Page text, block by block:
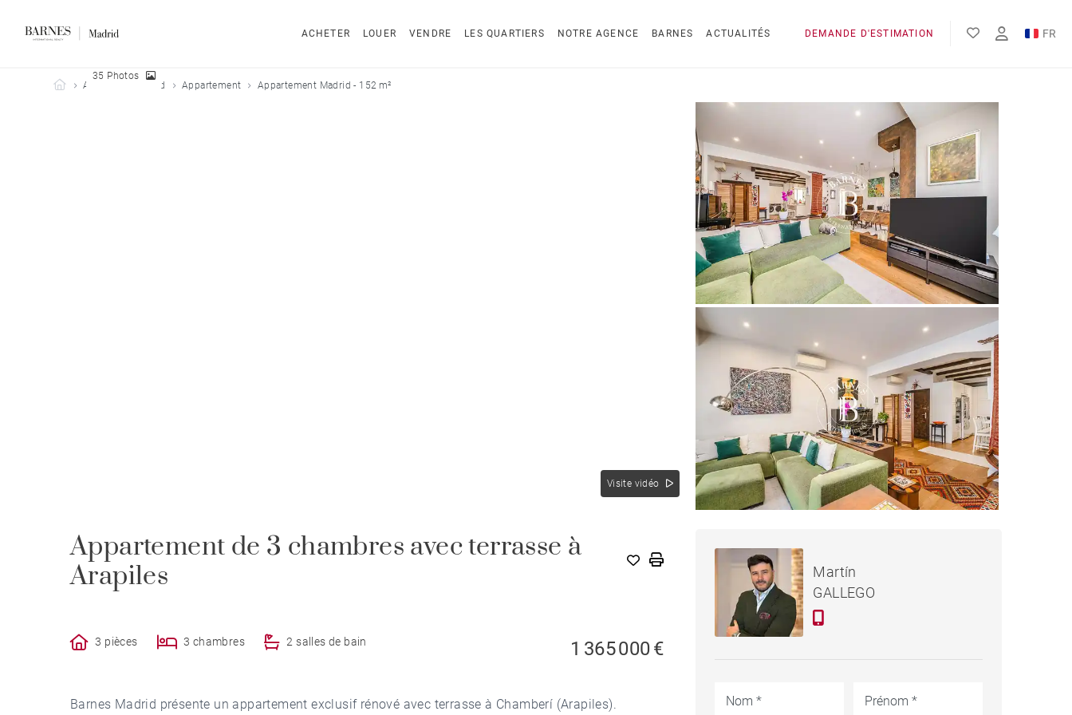
ACHETER LOUER VENDRE LES QUARTIERS NOTRE AGENCE BARNES ACTUALITÉS DEMANDE D'ESTIMATION FR
EN
Barnes Madrid
Acheter Madrid Appartement Appartement Madrid - 152 m²
Visite vidéo
35 Photos
Appartement de 3 chambres avec terrasse à
Arapiles
3 pièces 3 chambres 2 salles de bain 1 365 000 €
Barnes Madrid présente un appartement exclusif rénové avec terrasse à Chamberí (Arapiles).
APPARTEMENT MADRID -
152 M²Martín
GALLEGO